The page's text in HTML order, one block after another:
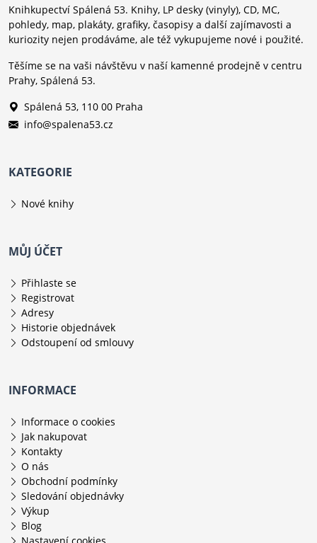
Knihkupectví Spálená 53. Knihy, LP desky (vinyly), CD, MC,
pohledy, map, plakáty, grafiky, časopisy a další zajímavosti a
kuriozity nejen prodáváme, ale též vykupujeme nové i použité.
Těšíme se na vaši návštěvu v naší kamenné prodejně v centru
Prahy, Spálená 53.
Spálená 53, 110 00 Praha
info@spalena53.cz
KATEGORIE
Nové knihy
MŮJ ÚČET
Přihlaste se
Registrovat
Adresy
Historie objednávek
Odstoupení od smlouvy
INFORMACE
Informace o cookies
Jak nakupovat
Kontakty
O nás
Obchodní podmínky
Sledování objednávky
Výkup
Blog